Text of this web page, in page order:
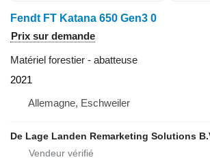
Fendt FT Katana 650 Gen3 0
Prix sur demande
Matériel forestier - abatteuse
2021
Allemagne, Eschweiler
De Lage Landen Remarketing Solutions